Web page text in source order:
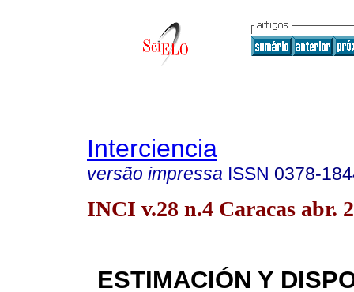
Interciencia
versão impressa ISSN 0378-
INCI v.28 n.4 Caracas abr.
ESTIMACIÓN Y